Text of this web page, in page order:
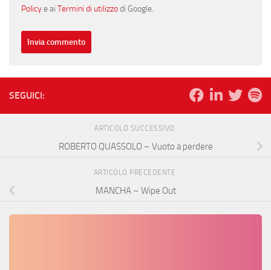
Policye ai Termini di utilizzodi Google.
SEGUICI:
ARTICOLO SUCCESSIVO
ROBERTO QUASSOLO – Vuoto a perdere
ARTICOLO PRECEDENTE
MANCHA – Wipe Out